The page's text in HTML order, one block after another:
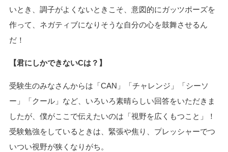
いとき、調子がよくないときこそ、意図的にガッツポーズを
作って、ネガティブになりそうな自分の心を鼓舞させるん
だ！
【君にしかできないCは？】
受験生のみなさんからは「CAN」「チャレンジ」「シーソ
ー」「クール」など、いろいろ素晴らしい回答をいただきま
したが、僕がここで伝えたいのは「視野を広くもつこと」！
受験勉強をしているときは、緊張や焦り、プレッシャーでつ
いつい視野が狭くなりがち。